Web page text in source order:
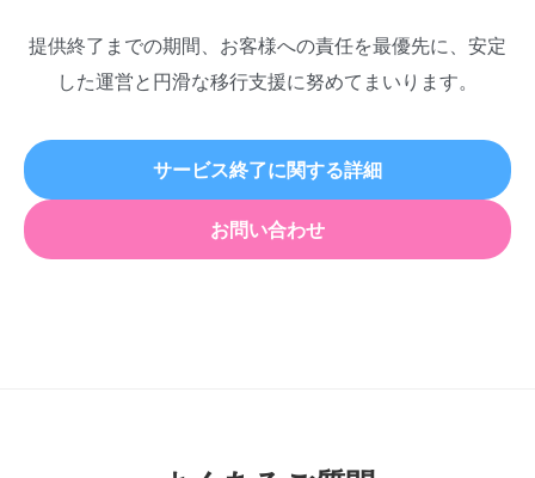
提供終了までの期間、お客様への責任を最優先に、安定
した運営と円滑な移行支援に努めてまいります。
サービス終了に関する詳細
お問い合わせ